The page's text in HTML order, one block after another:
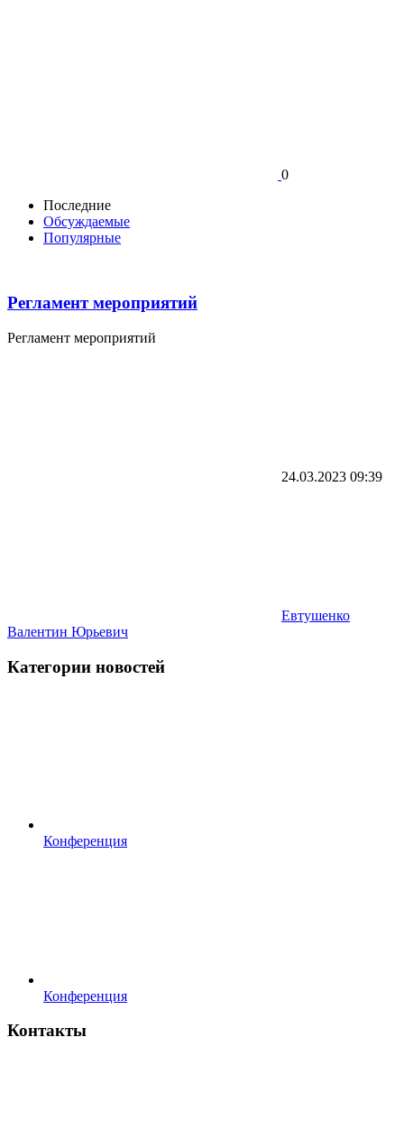
0
Последние
Обсуждаемые
Популярные
Регламент мероприятий
Регламент мероприятий
24.03.2023 09:39
Евтушенко
Валентин Юрьевич
Категории новостей
Конференция
Конференция
Контакты